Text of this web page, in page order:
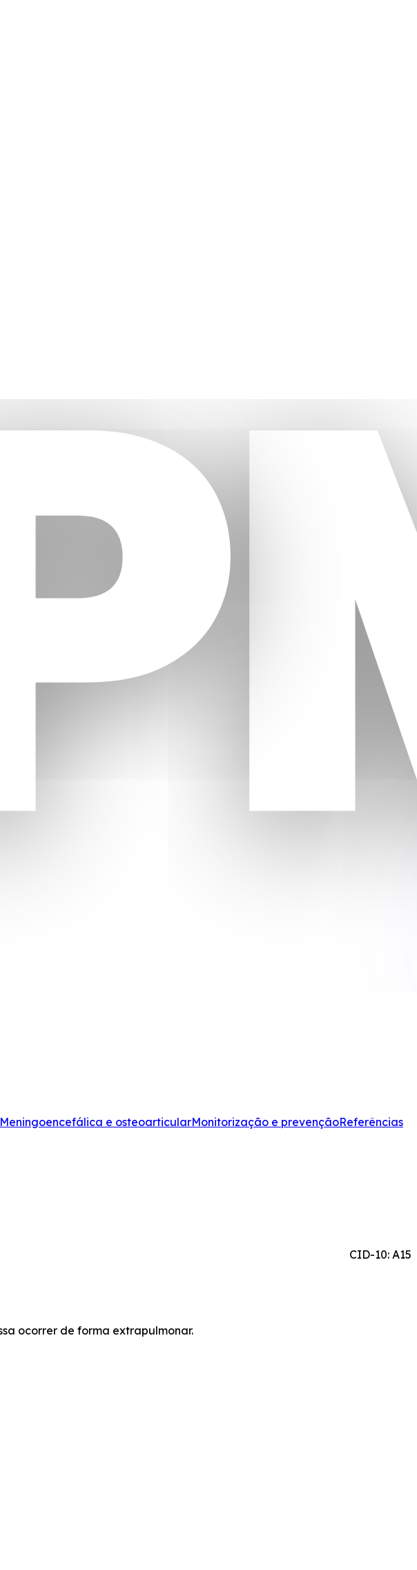
Meningoencefálica e osteoarticularMonitorização e prevençãoReferências
CID-10: A15
ocorrer de forma extrapulmonar.